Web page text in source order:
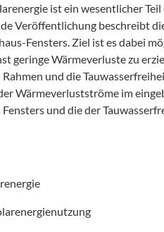
ist ein wesentlicher Teil
Veröffentlichung beschreibt
Fensters. Ziel ist es dabei
geringe Wärmeverluste zu
und die
Wärmeverlustströme im
und die der